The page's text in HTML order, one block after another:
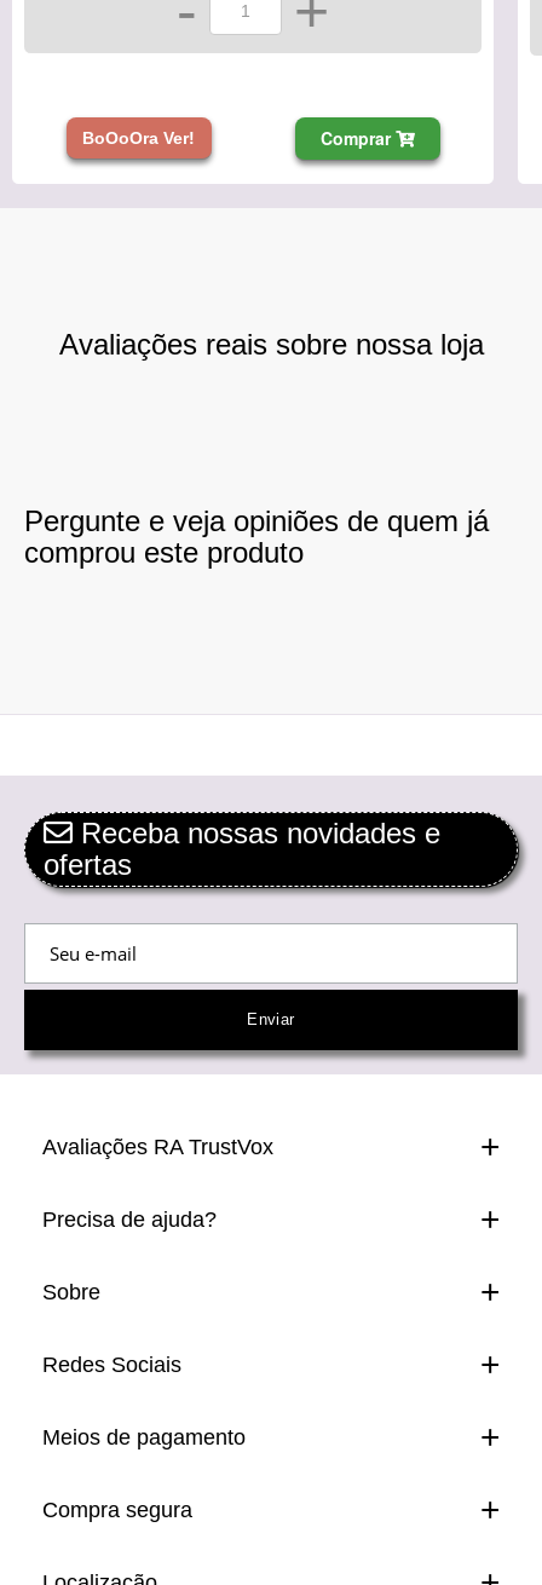
BoOoOra Ver! Comprar
Avaliações reais sobre nossa loja
Pergunte e veja opiniões de quem já
comprou este produto
Receba nossas novidades e
ofertas
Avaliações RA TrustVox
Precisa de ajuda?
Sobre
Redes Sociais
Meios de pagamento
Compra segura